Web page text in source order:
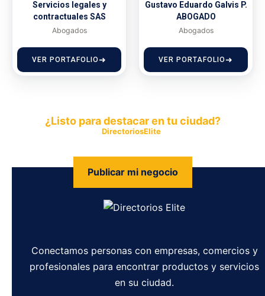
Servicios legales y
contractuales SAS
Abogados
VER PORTAFOLIO
Gustavo Eduardo Galvis P.
ABOGADO
Abogados
VER PORTAFOLIO
¿Listo para destacar en tu ciudad?
DirectoriosElite
Publicar mi negocio
Conectamos personas con empresas, comercios y
profesionales para encontrar productos y servicios
en su ciudad.